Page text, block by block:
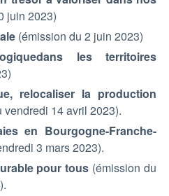
juin 2023)
(émission du 2 juin 2023)
les territoires
relocaliser la production
14 avril 2023).
en Bourgogne-Franche-
3 mars 2023).
pour tous (émission du